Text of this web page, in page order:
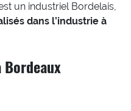
un industriel Bordelais,
dans l’industrie à